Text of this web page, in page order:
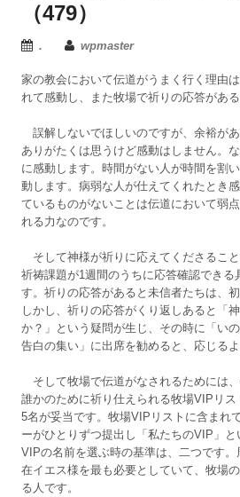
（479）
. wpmaster
家の教会において伝道がうまく行く理由
れて感動し、また牧場で祈りの応答がある
誤解しないでほしいのですが、余裕が
ありがたくは思うけど感動はしません。
に感動します。時間がない人が時間を割
動します。病弱な人が仕えてくれたとき
ているものがないことは伝道において弱
れる力なのです。
そして神様が祈りに応えてくださるこ
祈祷課題が1週間のうちに応答確認できる
す。祈りの応答があると未信者たちは、
しかし、祈りの応答がくり返しあると「
か？」という疑問が生じ、その時に「い
告白の集い」に出席を勧めると、応じるよ
そして牧場で伝道がなされるためには
誰かのために祈り仕えられる牧場VIPリ
5名が妥当です。牧場VIPリストに含まれ
ーがひとりずつ提出し「私たちのVIP」と
VIPの名前を選ぶ時の基準は、二つです
在イエス様を最も必要としていて、牧場
る人です。